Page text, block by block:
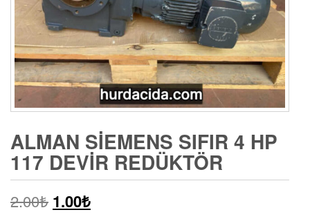
ALMAN SIEMENS SIFIR 4 HP
117 DEVIR REDÜKTÖR
2.00₺ 1.00₺